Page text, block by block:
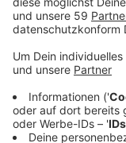
Er starb noch an
Verletzungen.
beide